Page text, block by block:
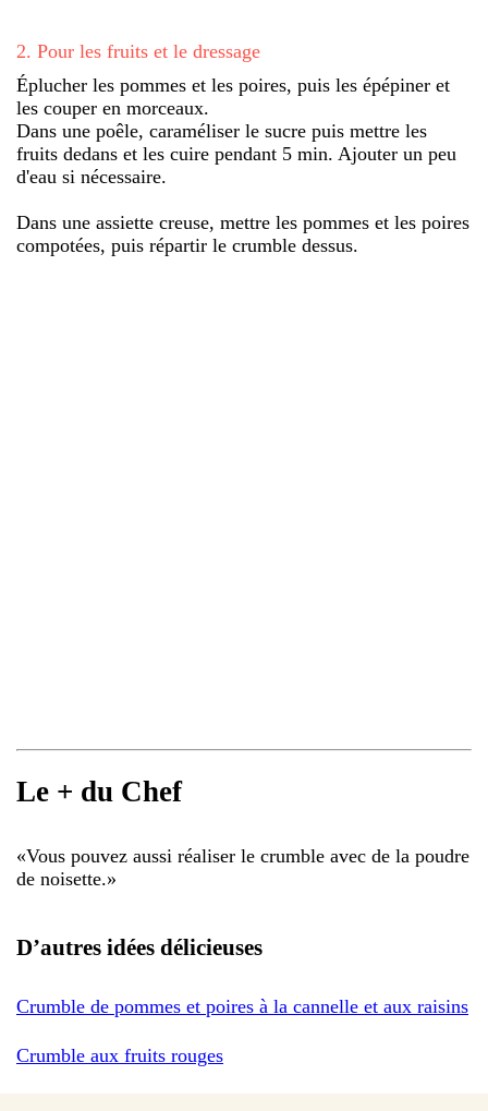
2. Pour les fruits et le dressage
Éplucher les pommes et les poires, puis les épépiner et
les couper en morceaux.
Dans une poêle, caraméliser le sucre puis mettre les
fruits dedans et les cuire pendant 5 min. Ajouter un peu
d'eau si nécessaire.
Dans une assiette creuse, mettre les pommes et les poires
compotées, puis répartir le crumble dessus.
Le + du Chef
«Vous pouvez aussi réaliser le crumble avec de la poudre
de noisette.»
D’autres idées délicieuses
Crumble de pommes et poires à la cannelle et aux raisins
Crumble aux fruits rouges